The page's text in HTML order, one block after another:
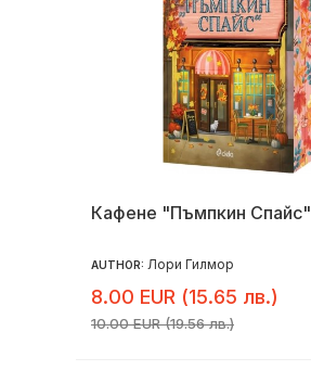
Кафене "Пъмпкин Спайс"
AUTHOR: Лори Гилмор
8.00 EUR (15.65 лв.)
10.00 EUR (19.56 лв.)